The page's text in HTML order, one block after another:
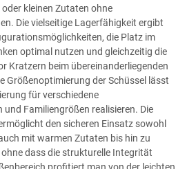
kleinen Zutaten ohne
Die vielseitige Lagerfähigkeit ergibt
die Platz im
optimal nutzen und gleichzeitig die
Kratzern beim übereinanderliegenden
Größenoptimierung der Schüssel lässt
für verschiedene
Familiengrößen realisieren. Die
den sicheren Einsatz sowohl
mit warmen Zutaten bis hin zu
dass die strukturelle Integrität
profitiert man von der leichten